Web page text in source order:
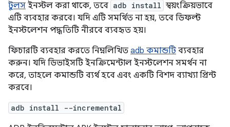
টুলস ইনস্টল করা থাকে, তবে adb install স্বয়ংক্রিয়ভাবে
এটি ব্যবহার করবে। যদি এটি সমর্থিত না হয়, তবে ডিফল্ট
ইনস্টলেশন পদ্ধতিটি নীরবে ব্যবহৃত হয়।
ফিচারটি ব্যবহার করতে নিম্নলিখিত adb কমান্ডটি ব্যবহার
করুন। যদি ডিভাইসটি ইনক্রিমেন্টাল ইনস্টলেশন সমর্থন না
করে, তাহলে কমান্ডটি ব্যর্থ হবে এবং একটি বিশদ ব্যাখ্যা প্রিন্ট
করবে।
adb install --incremental